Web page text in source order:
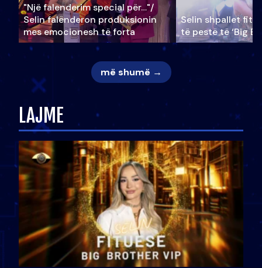
"Një falenderim special për…"/
Selin falënderon produksionin
mes emocionesh të forta
Selin shpallet
të pestë të ‘Big
më shumë →
LAJME